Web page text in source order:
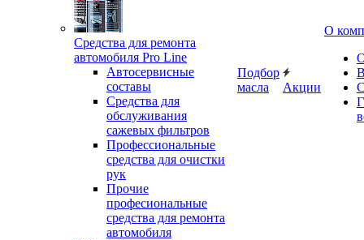
Средства для ремонта
автомобиля Pro Line
Автосервисные
составы
Средства для
обслуживания
сажевых фильтров
Профессиональные
средства для очистки
рук
Прочие
професиональные
средства для ремонта
автомобиля
Подбор
масла
Акции
О